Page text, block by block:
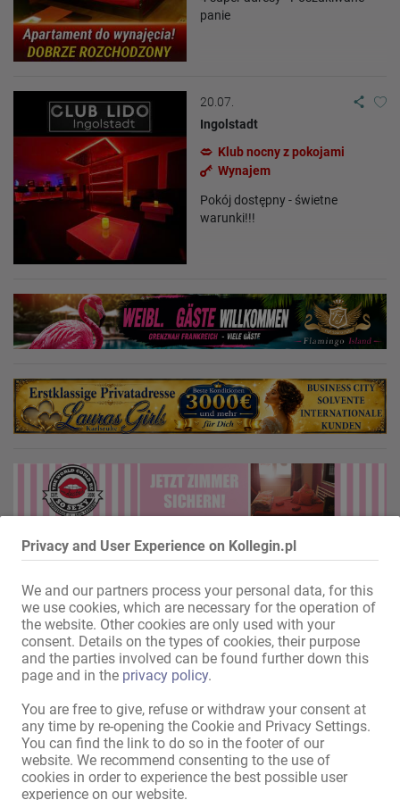
Privacy and User Experience on Kollegin.pl
We and our partners process your personal data, for this
we use cookies, which are necessary for the operation of
the website. Other cookies are only used with your
consent. Details on the types of cookies, their purpose
and the parties involved can be found further down this
page and in the privacy policy.
You are free to give, refuse or withdraw your consent at
any time by re-opening the Cookie and Privacy Settings.
You can find the link to do so in the footer of our
website. We recommend consenting to the use of
cookies in order to experience the best possible user
experience on our website.
panie
20.07.
Ingolstadt
Klub nocny z pokojami
Wynajem
Pokój dostępny - świetne
warunki!!!